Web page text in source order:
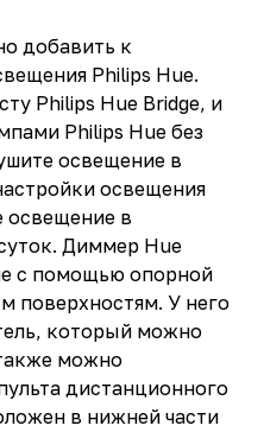
добавить к
Philips Hue.
Philips Hue Bridge, и
Philips Hue без
освещение в
освещения
освещение в
Диммер Hue
с помощью опорной
поверхностям. У него
который можно
можно
дистанционного
в нижней части